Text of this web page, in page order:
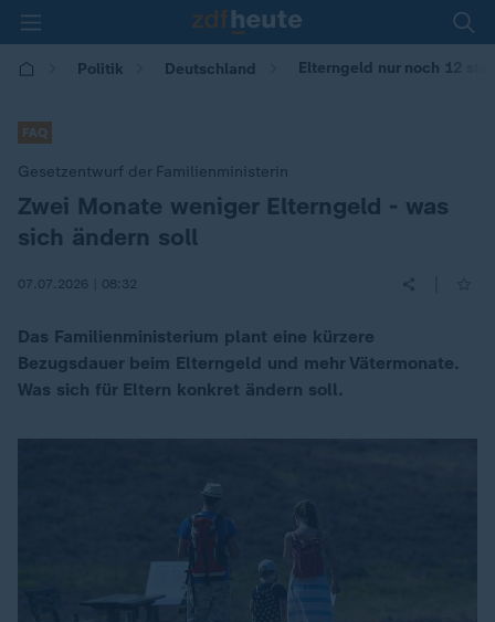
Politik Deutschland Elterngeld nur noch 12
FAQ
Gesetzentwurf der Familienministerin
:
Zwei Monate weniger Elterngeld - was
sich ändern soll
07.07.2026 | 08:32
Das Familienministerium plant eine kürzere
Bezugsdauer beim Elterngeld und mehr Vätermonate.
Was sich für Eltern konkret ändern soll.